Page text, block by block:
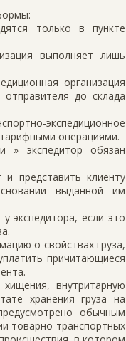
только в пункте
выполняет лишь
организация
до склада
экспедиционное
операциями.
» экспедитор обязан
и представить клиенту
выданной им
экспедитора, если это
о свойствах груза,
причитающиеся
внутритарную
хранения груза на
обычным
товарно-транспортных